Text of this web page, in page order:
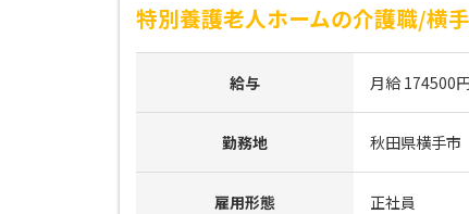
特別養護老人ホームの介護職/
給与 月給 174500
勤務地 秋田県横手市
雇用形態 正社員